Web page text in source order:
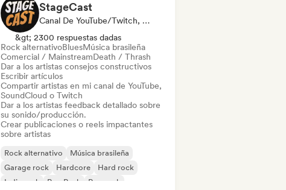
StageCast
Canal De YouTube/Twitch, Medios De Comunicación/Periodista, Mentor, Social Media Influencer, Experto En Sonido
&gt; 2300 respuestas dadas
Rock alternativoBluesMúsica brasileña
Comercial / MainstreamDeath / Thrash
Dar a los artistas consejos constructivos
Escribir artículos
Compartir artistas en mi canal de YouTube,
SoundCloud o Twitch
Dar a los artistas feedback detallado sobre
su sonido/producción.
Crear publicaciones o reels impactantes
sobre artistas
Rock alternativo
Música brasileña
Garage rock
Hardcore
Hard rock
Indie rock
Pop Punk Pop rock